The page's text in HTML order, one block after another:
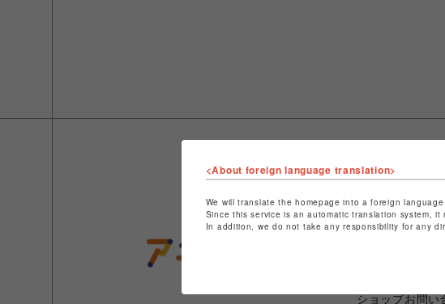
ショップ名
ショップお問い
<About foreign language translation>
We will translate the homepage into a foreign
Since this service is an automatic translation system,
In addition, we do not take any responsibility for any